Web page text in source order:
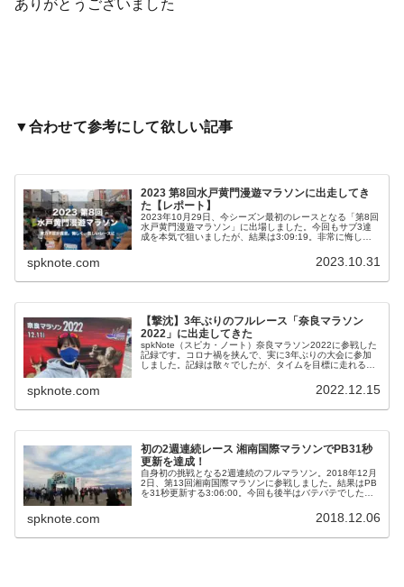
ありがとうございました
▼合わせて参考にして欲しい記事
2023 第8回水戸黄門漫遊マラソンに出走してき
た【レポート】
2023年10月29日、今シーズン最初のレースとなる「第8回
水戸黄門漫遊マラソン」に出場しました。今回もサブ3達
成を本気で狙いましたが、結果は3:09:19。非常に悔しい
spknote.com 2023.10.31
【撃沈】3年ぶりのフルレース「奈良マラソン
2022」に出走してきた
spkNote（スピカ・ノート）奈良マラソン2022に参戦した
記録です。コロナ禍を挟んで、実に3年ぶりの大会に参加
しました。記録は散々でしたが、タイムを目標に走れる日
spknote.com 2022.12.15
初の2週連続レース 湘南国際マラソンでPB31秒
更新を達成！
自身初の挑戦となる2週連続のフルマラソン。2018年12月
2日、第13回湘南国際マラソンに参戦しました。結果はPB
を31秒更新する3:06:00。今回も後半はバテバテでしたが
spknote.com 2018.12.06